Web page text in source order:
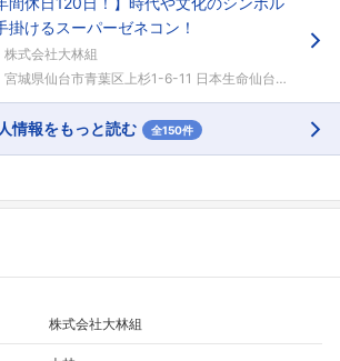
掛けるスーパーゼネコン！
株式会社大林組
宮城県仙台市青葉区上杉1-6-11 日本生命仙台勾...
情報をもっと読む 全150件
株式会社大林組